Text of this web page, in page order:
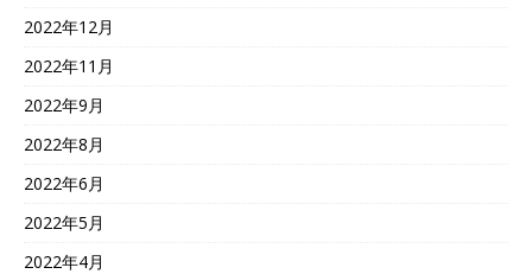
2022年12月
2022年11月
2022年9月
2022年8月
2022年6月
2022年5月
2022年4月